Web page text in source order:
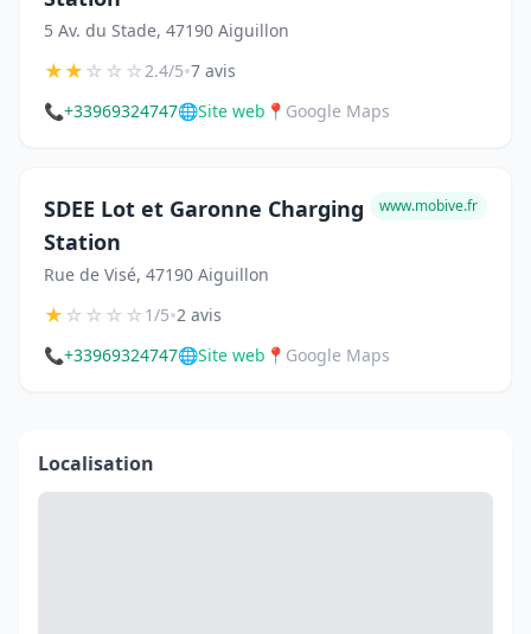
5 Av. du Stade, 47190 Aiguillon
★★☆☆☆2.4/5•7 avis
📞+33969324747🌐Site web 📍 Google Maps
SDEE Lot et Garonne Charging
Station
Rue de Visé, 47190 Aiguillon
www.mobive.fr
★☆☆☆☆1/5•2 avis
📞+33969324747🌐Site web 📍 Google Maps
Localisation